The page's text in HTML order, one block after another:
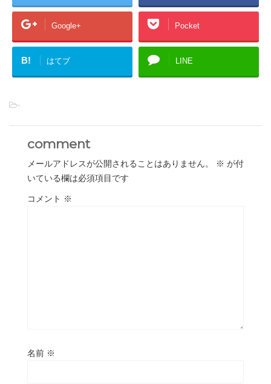
Google+ Pocket
B! はてブ LINE
-
comment
メールアドレスが公開されることはありません。 ※ が付
いている欄は必須項目です
コメント ※
名前 ※